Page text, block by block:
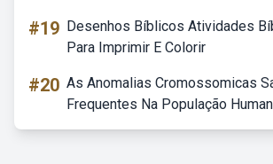
#19 Desenhos Bíblicos Atividades
Para Imprimir E Colorir
#20 As Anomalias Cromossomicas
Frequentes Na População